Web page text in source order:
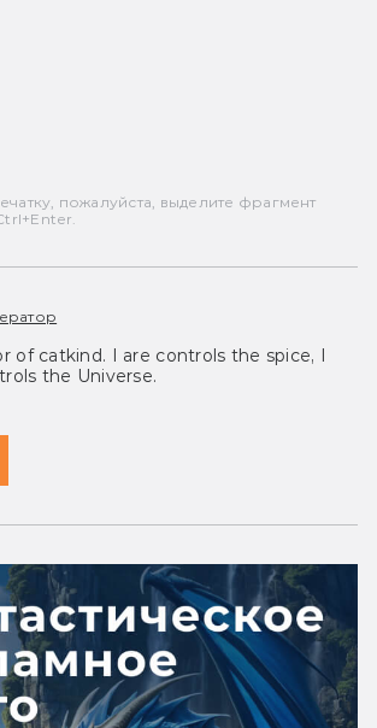
пожалуйста, выделите фрагмент
of catkind. I are controls the spice, I
the Universe.